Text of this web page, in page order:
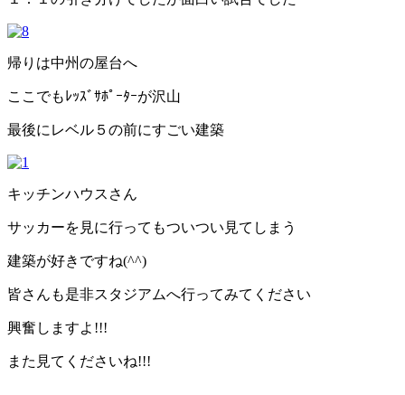
帰りは中州の屋台へ
ここでもﾚｯｽﾞｻﾎﾟｰﾀｰが沢山
最後にレベル５の前にすごい建築
キッチンハウスさん
サッカーを見に行ってもついつい見てしまう
建築が好きですね(^^)
皆さんも是非スタジアムへ行ってみてください
興奮しますよ!!!
また見てくださいね!!!